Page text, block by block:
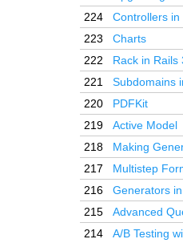
224
Controllers in
223
Charts
222
Rack in Rails
221
Subdomains
220
PDFKit
219
Active Model
218
Making
217
Multistep
216
Generators
215
Advanced
214
A/B Testing